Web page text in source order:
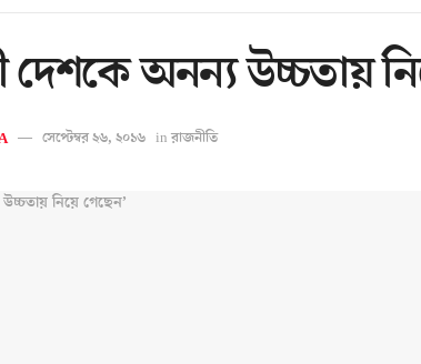
দেশকে অনন্য উচ্চতায়
সেপ্টেম্বর ২৬, ২০১৬ in রাজনীতি